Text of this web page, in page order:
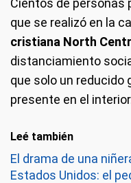
que se realizó en la
cristiana North
distanciamiento
que solo un reducido
presente en el
Leé también
El drama de una
Estados Unidos: el